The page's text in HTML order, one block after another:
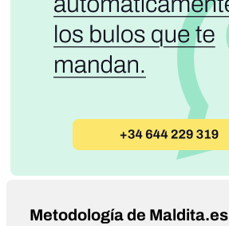
Metodología de Maldita.es